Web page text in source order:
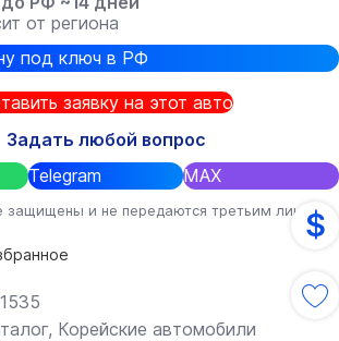
от региона
под ключ в РФ
заявку на этот авто
Задать любой вопрос
Telegram MAX
защищены и не передаются третьим лицам
, Корейские автомобили
$